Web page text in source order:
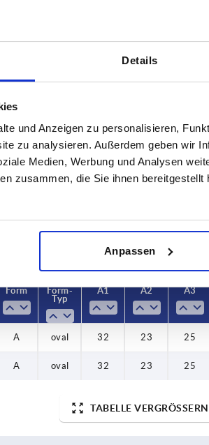
Details
und Anzeigen zu personalisieren,
zu analysieren. Außerdem geben wir
Medien, Werbung und Analysen
zusammen, die Sie ihnen
Anpassen
Grundkörper Form
A
TABELLE VERGRÖSSERN
erfahren Sie das bestätigte
Form
Form-
Typ
A1 A2 A3
A oval 32 23 25
A oval 32 23 25
TABELLE VERGRÖSSERN